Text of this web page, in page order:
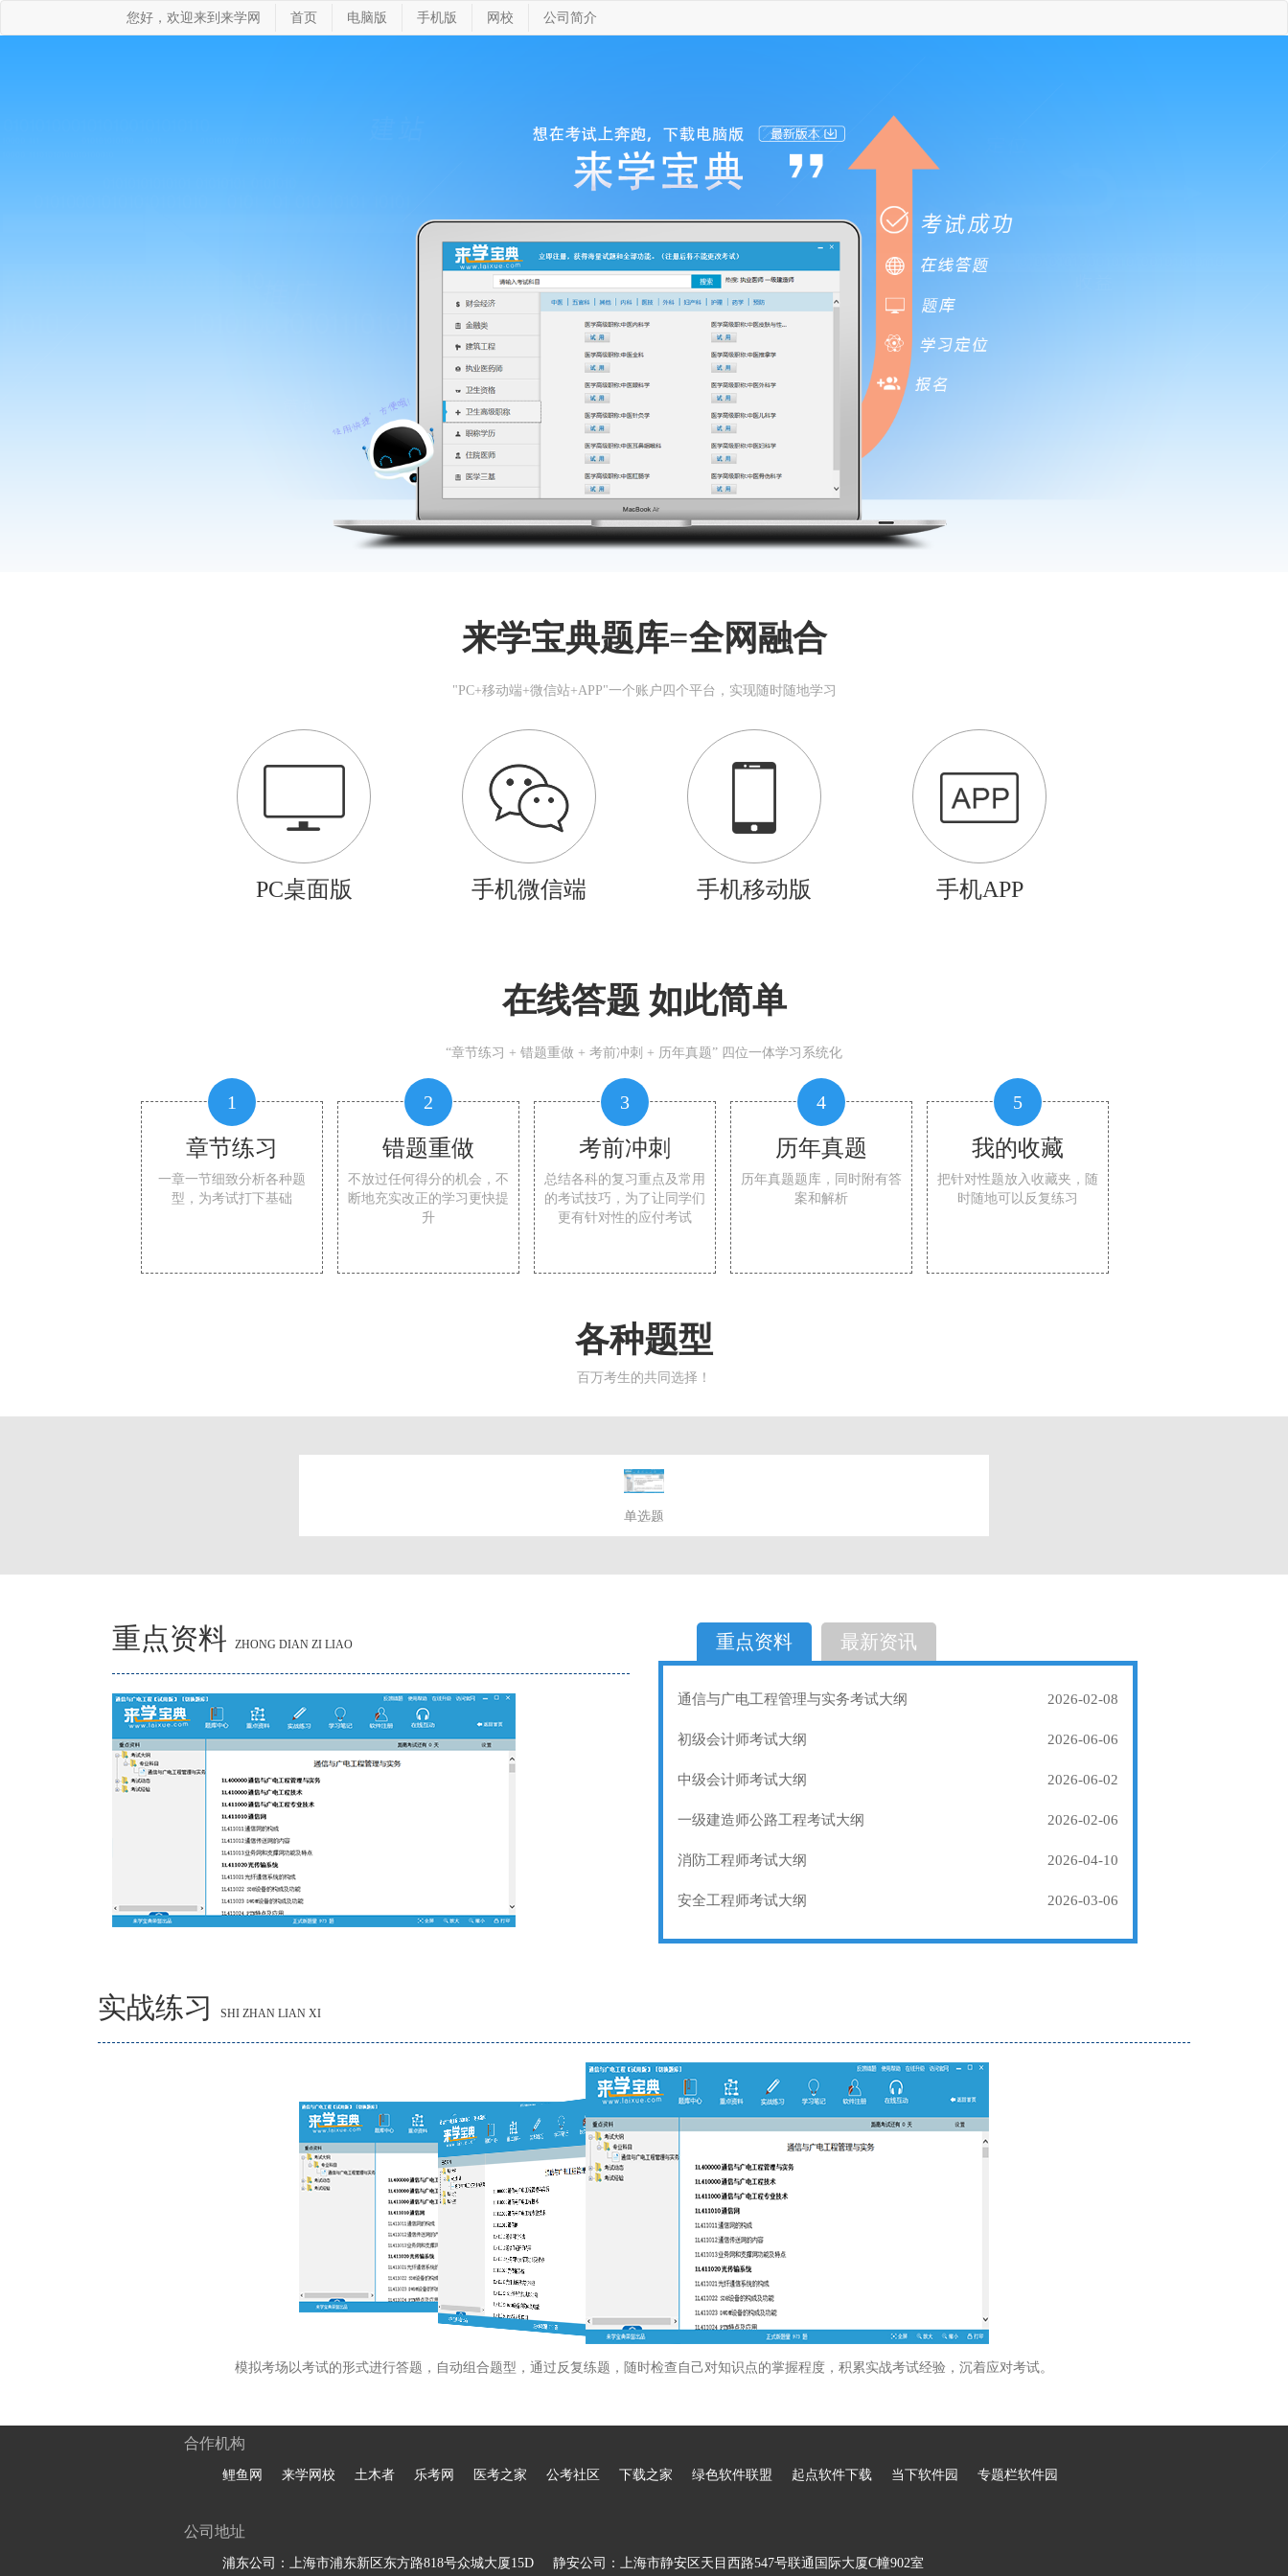
您好，欢迎来到来学网 首页 电脑版 手机版 网校 公司简介
来学宝典题库=全网融合
"PC+移动端+微信站+APP"一个账户四个平台，实现随时随地学习
PC桌面版 手机微信端 手机移动版 手机APP
在线答题 如此简单
“章节练习 + 错题重做 + 考前冲刺 + 历年真题” 四位一体学习系统化
1
章节练习
一章一节细致分析各种题
型，为考试打下基础
2
错题重做
不放过任何得分的机会，不
断地充实改正的学习更快提
升
3
考前冲刺
总结各科的复习重点及常用
的考试技巧，为了让同学们
更有针对性的应付考试
4
历年真题
历年真题题库，同时附有答
案和解析
5
我的收藏
把针对性题放入收藏夹，随
时随地可以反复练习
各种题型
百万考生的共同选择！
单选题
选择题
重点资料 ZHONG DIAN ZI LIAO 重点资料 最新资讯
通信与广电工程管理与实务考试大纲 2026-02-08
初级会计师考试大纲 2026-06-06
中级会计师考试大纲 2026-06-02
一级建造师公路工程考试大纲 2026-02-06
消防工程师考试大纲 2026-04-10
安全工程师考试大纲 2026-03-06
实战练习 SHI ZHAN LIAN XI
模拟考场以考试的形式进行答题，自动组合题型，通过反复练题，随时检查自己对知识点的掌握程度，积累实战考试经验，沉着应对考试。
合作机构
鲤鱼网 来学网校 土木者 乐考网 医考之家 公考社区 下载之家 绿色软件联盟 起点软件下载 当下软件园 专题栏软件园
公司地址
浦东公司：上海市浦东新区东方路818号众城大厦15D 静安公司：上海市静安区天目西路547号联通国际大厦C幢902室